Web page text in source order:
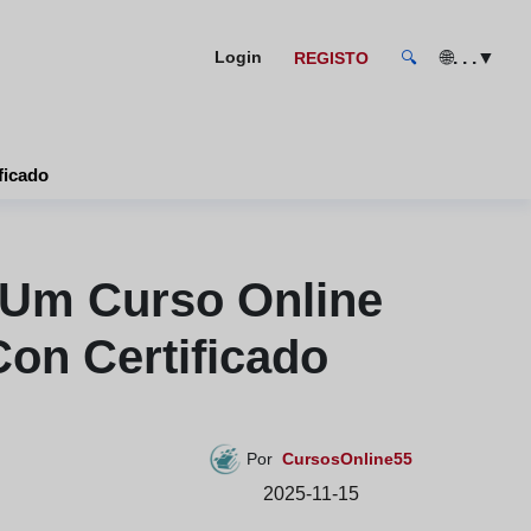
Login REGISTO 🔍 🌐. . .▼
con certificado
Curso Online
Certificado
Por CursosOnline55
2025-11-15